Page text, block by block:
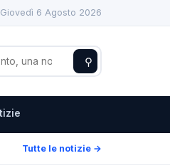
Giovedì 6 Agosto 2026
⚲
Tutte le notizie →